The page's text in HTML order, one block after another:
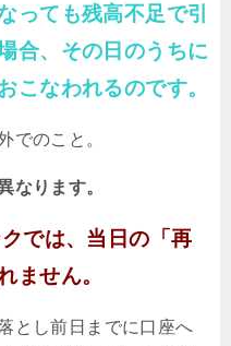
っても残高不足で引
合、その日のうちに
こなわれるのです。
でのこと。
なります。
では、当日の「再
ません。
とし前日までに口座へ